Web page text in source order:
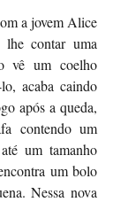
a jovem Alice
contar uma
vê um coelho
acaba caindo
após a queda,
contendo um
um tamanho
um bolo
Nessa nova